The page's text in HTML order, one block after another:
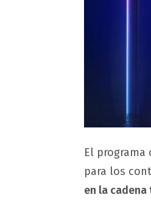
El
para los
en la